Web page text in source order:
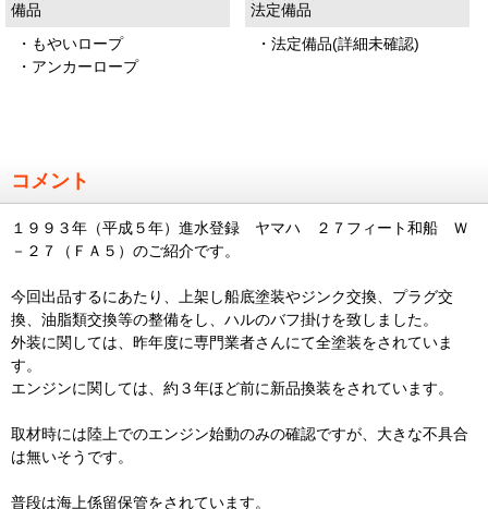
備品
・もやいロープ
・アンカーロープ
法定備品
・法定備品(詳細未確認)
コメント
１９９３年（平成５年）進水登録 ヤマハ ２７フィート和船 Ｗ
－２７（ＦＡ５）のご紹介です。
今回出品するにあたり、上架し船底塗装やジンク交換、プラグ交
換、油脂類交換等の整備をし、ハルのバフ掛けを致しました。
外装に関しては、昨年度に専門業者さんにて全塗装をされていま
す。
エンジンに関しては、約３年ほど前に新品換装をされています。
取材時には陸上でのエンジン始動のみの確認ですが、大きな不具合
は無いそうです。
普段は海上係留保管をされています。